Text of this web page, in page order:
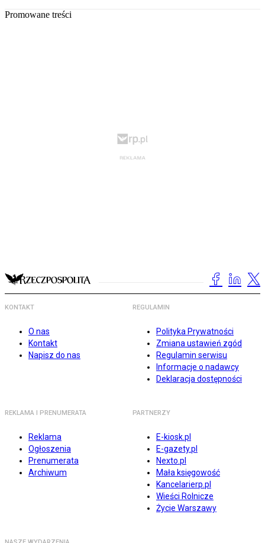
Promowane treści
KONTAKT
O nas
Kontakt
Napisz do nas
REGULAMIN
Polityka Prywatności
Zmiana ustawień zgód
Regulamin serwisu
Informacje o nadawcy
Deklaracja dostępności
REKLAMA I PRENUMERATA
Reklama
Ogłoszenia
Prenumerata
Archiwum
PARTNERZY
E-kiosk.pl
E-gazety.pl
Nexto.pl
Mała księgowość
Kancelarierp.pl
Wieści Rolnicze
Życie Warszawy